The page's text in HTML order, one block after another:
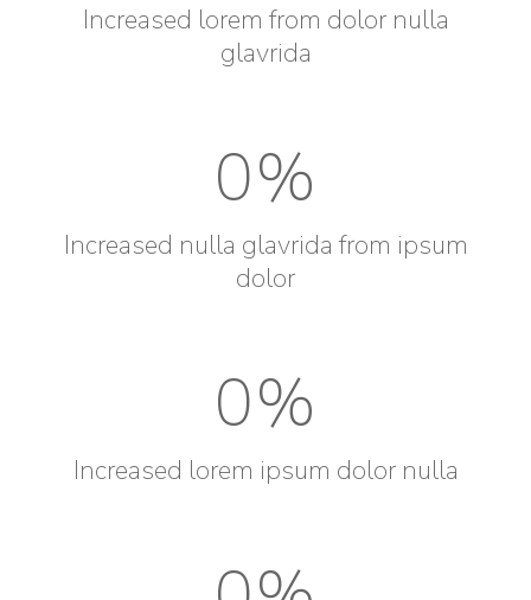
Increased lorem from dolor nulla
glavrida
0%
Increased nulla glavrida from ipsum
dolor
0%
Increased lorem ipsum dolor nulla